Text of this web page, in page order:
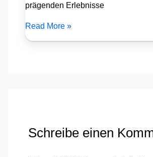
prägenden Erlebnisse
Read More »
Schreibe einen